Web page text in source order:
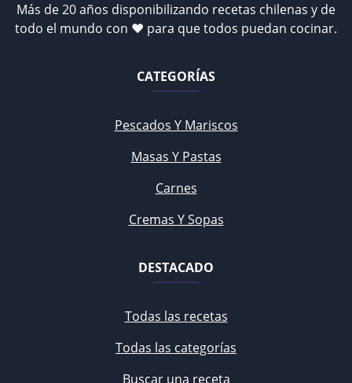
Más de 20 años disponibilizando recetas chilenas y de
todo el mundo con ♥ para que todos puedan cocinar.
CATEGORÍAS
Pescados Y Mariscos
Masas Y Pastas
Carnes
Cremas Y Sopas
DESTACADO
Todas las recetas
Todas las categorías
Buscar una receta